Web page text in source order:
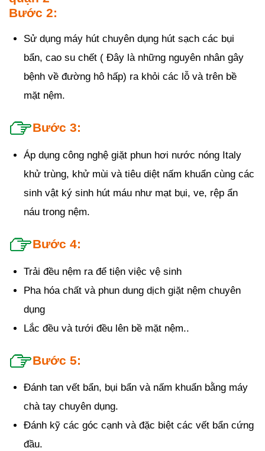
Bước 2:
Sử dụng máy hút chuyên dụng hút sạch các bụi
bẩn, cao su chết ( Đây là những nguyên nhân gây
bệnh về đường hô hấp) ra khỏi các lỗ và trên bề
mặt nệm.
Bước 3:
Áp dụng công nghệ giặt phun hơi nước nóng Italy
khử trùng, khử mùi và tiêu diệt nấm khuẩn cùng các
sinh vật ký sinh hút máu như mạt bụi, ve, rệp ẩn
náu trong nệm.
Bước 4:
Trải đều nệm ra để tiện việc vệ sinh
Pha hóa chất và phun dung dịch giặt nệm chuyên
dụng
Lắc đều và tưới đều lên bề mặt nệm..
Bước 5:
Đánh tan vết bẩn, bụi bẩn và nấm khuẩn bằng máy
chà tay chuyên dụng.
Đánh kỹ các góc cạnh và đặc biệt các vết bẩn cứng
đầu.